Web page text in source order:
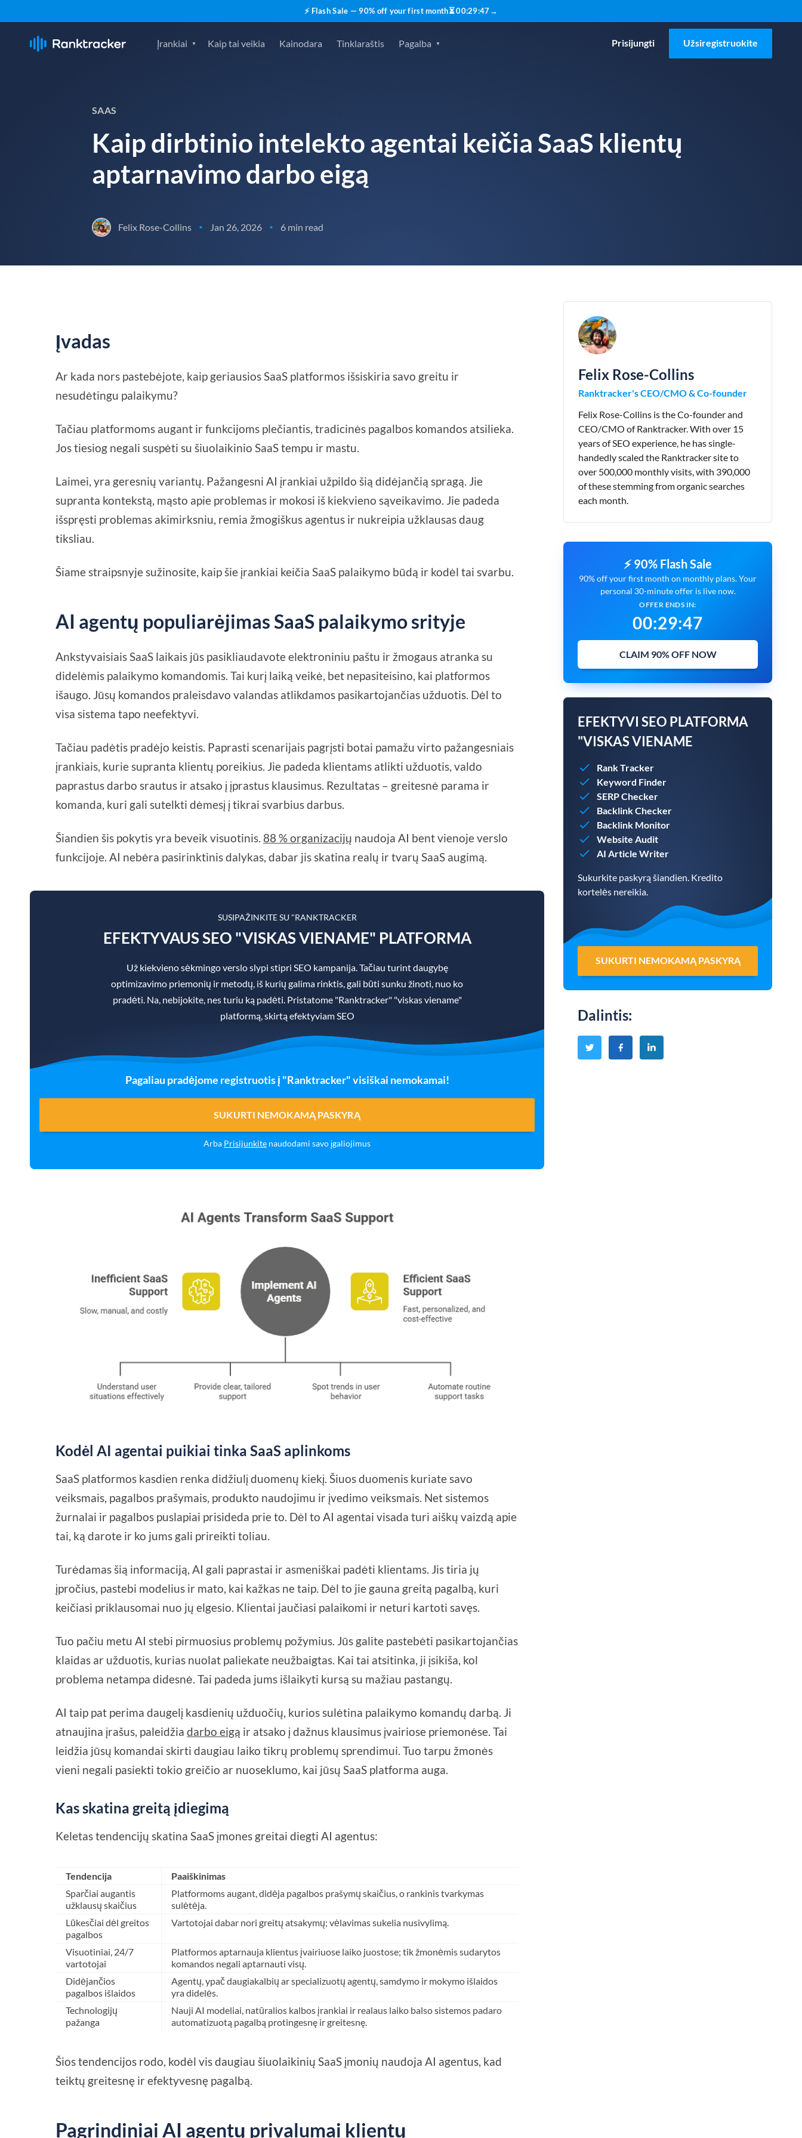
⚡ Flash Sale — 90% off your first month⏳00:29:46→
Įrankiai Kaip tai veikia Kainodara Tinklaraštis Pagalba Prisijungti Užsiregistruokite
SAAS
Kaip dirbtinio intelekto agentai keičia SaaS klientų
aptarnavimo darbo eigą
Felix Rose-Collins • Jan 26, 2026 • 6 min read
Įvadas
Ar kada nors pastebėjote, kaip geriausios SaaS platformos išsiskiria savo greitu ir
nesudėtingu palaikymu?
Tačiau platformoms augant ir funkcijoms plečiantis, tradicinės pagalbos komandos atsilieka.
Jos tiesiog negali suspėti su šiuolaikinio SaaS tempu ir mastu.
Laimei, yra geresnių variantų. Pažangesni AI įrankiai užpildo šią didėjančią spragą. Jie
supranta kontekstą, mąsto apie problemas ir mokosi iš kiekvieno sąveikavimo. Jie padeda
išspręsti problemas akimirksniu, remia žmogiškus agentus ir nukreipia užklausas daug
tiksliau.
Šiame straipsnyje sužinosite, kaip šie įrankiai keičia SaaS palaikymo būdą ir kodėl tai svarbu.
AI agentų populiarėjimas SaaS palaikymo srityje
Ankstyvaisiais SaaS laikais jūs pasikliaudavote elektroniniu paštu ir žmogaus atranka su
didelėmis palaikymo komandomis. Tai kurį laiką veikė, bet nepasiteisino, kai platformos
išaugo. Jūsų komandos praleisdavo valandas atlikdamos pasikartojančias užduotis. Dėl to
visa sistema tapo neefektyvi.
Tačiau padėtis pradėjo keistis. Paprasti scenarijais pagrįsti botai pamažu virto pažangesniais
įrankiais, kurie supranta klientų poreikius. Jie padeda klientams atlikti užduotis, valdo
paprastus darbo srautus ir atsako į įprastus klausimus. Rezultatas – greitesnė parama ir
komanda, kuri gali sutelkti dėmesį į tikrai svarbius darbus.
Šiandien šis pokytis yra beveik visuotinis. 88 % organizacijų naudoja AI bent vienoje verslo
funkcijoje. AI nebėra pasirinktinis dalykas, dabar jis skatina realų ir tvarų SaaS augimą.
SUSIPAŽINKITE SU "RANKTRACKER
EFEKTYVAUS SEO "VISKAS VIENAME" PLATFORMA
Už kiekvieno sėkmingo verslo slypi stipri SEO kampanija. Tačiau turint daugybę
optimizavimo priemonių ir metodų, iš kurių galima rinktis, gali būti sunku žinoti, nuo ko
pradėti. Na, nebijokite, nes turiu ką padėti. Pristatome "Ranktracker" "viskas viename"
platformą, skirtą efektyviam SEO
Pagaliau pradėjome registruotis į "Ranktracker" visiškai nemokamai!
SUKURTI NEMOKAMĄ PASKYRĄ
Arba Prisijunkite naudodami savo įgaliojimus
Kodėl AI agentai puikiai tinka SaaS aplinkoms
SaaS platformos kasdien renka didžiulį duomenų kiekį. Šiuos duomenis kuriate savo
veiksmais, pagalbos prašymais, produkto naudojimu ir įvedimo veiksmais. Net sistemos
žurnalai ir pagalbos puslapiai prisideda prie to. Dėl to AI agentai visada turi aiškų vaizdą apie
tai, ką darote ir ko jums gali prireikti toliau.
Turėdamas šią informaciją, AI gali paprastai ir asmeniškai padėti klientams. Jis tiria jų
įpročius, pastebi modelius ir mato, kai kažkas ne taip. Dėl to jie gauna greitą pagalbą, kuri
keičiasi priklausomai nuo jų elgesio. Klientai jaučiasi palaikomi ir neturi kartoti savęs.
Tuo pačiu metu AI stebi pirmuosius problemų požymius. Jūs galite pastebėti pasikartojančias
klaidas ar užduotis, kurias nuolat paliekate neužbaigtas. Kai tai atsitinka, ji įsikiša, kol
problema netampa didesnė. Tai padeda jums išlaikyti kursą su mažiau pastangų.
AI taip pat perima daugelį kasdienių užduočių, kurios sulėtina palaikymo komandų darbą. Ji
atnaujina įrašus, paleidžiadarbo eigą ir atsako į dažnus klausimus įvairiose priemonėse. Tai
leidžia jūsų komandai skirti daugiau laiko tikrų problemų sprendimui. Tuo tarpu žmonės
vieni negali pasiekti tokio greičio ar nuoseklumo, kai jūsų SaaS platforma auga.
Kas skatina greitą įdiegimą
Keletas tendencijų skatina SaaS įmones greitai diegti AI agentus:
Tendencija
Paaiškinimas
Sparčiai augantis
užklausų skaičius
Platformoms augant, didėja pagalbos prašymų skaičius, o rankinis tvarkymas
sulėtėja.
Lūkesčiai dėl greitos
pagalbos
Vartotojai dabar nori greitų atsakymų; vėlavimas sukelia nusivylimą.
Visuotiniai, 24/7
vartotojai
Platformos aptarnauja klientus įvairiuose laiko juostose; tik žmonėmis sudarytos
komandos negali aptarnauti visų.
Didėjančios
pagalbos išlaidos
Agentų, ypač daugiakalbių ar specializuotų agentų, samdymo ir mokymo išlaidos
yra didelės.
Technologijų
pažanga
Nauji AI modeliai, natūralios kalbos įrankiai ir realaus laiko balso sistemos padaro
automatizuotą pagalbą protingesnę ir greitesnę.
Šios tendencijos rodo, kodėl vis daugiau šiuolaikinių SaaS įmonių naudoja AI agentus, kad
teiktų greitesnę ir efektyvesnę pagalbą.
Pagrindiniai AI agentų privalumai klientų
Felix Rose-Collins
Ranktracker's CEO/CMO & Co-founder
Felix Rose-Collins is the Co-founder and
CEO/CMO of Ranktracker. With over 15
years of SEO experience, he has single-
handedly scaled the Ranktracker site to
over 500,000 monthly visits, with 390,000
of these stemming from organic searches
each month.
⚡ 90% Flash Sale
90% off your first month on monthly plans. Your
personal 30-minute offer is live now.
OFFER ENDS IN:
00:29:46
CLAIM 90% OFF NOW
EFEKTYVI SEO PLATFORMA
"VISKAS VIENAME
Rank Tracker
Keyword Finder
SERP Checker
Backlink Checker
Backlink Monitor
Website Audit
AI Article Writer
Sukurkite paskyrą šiandien. Kredito
kortelės nereikia.
SUKURTI NEMOKAMĄ PASKYRĄ
Dalintis: